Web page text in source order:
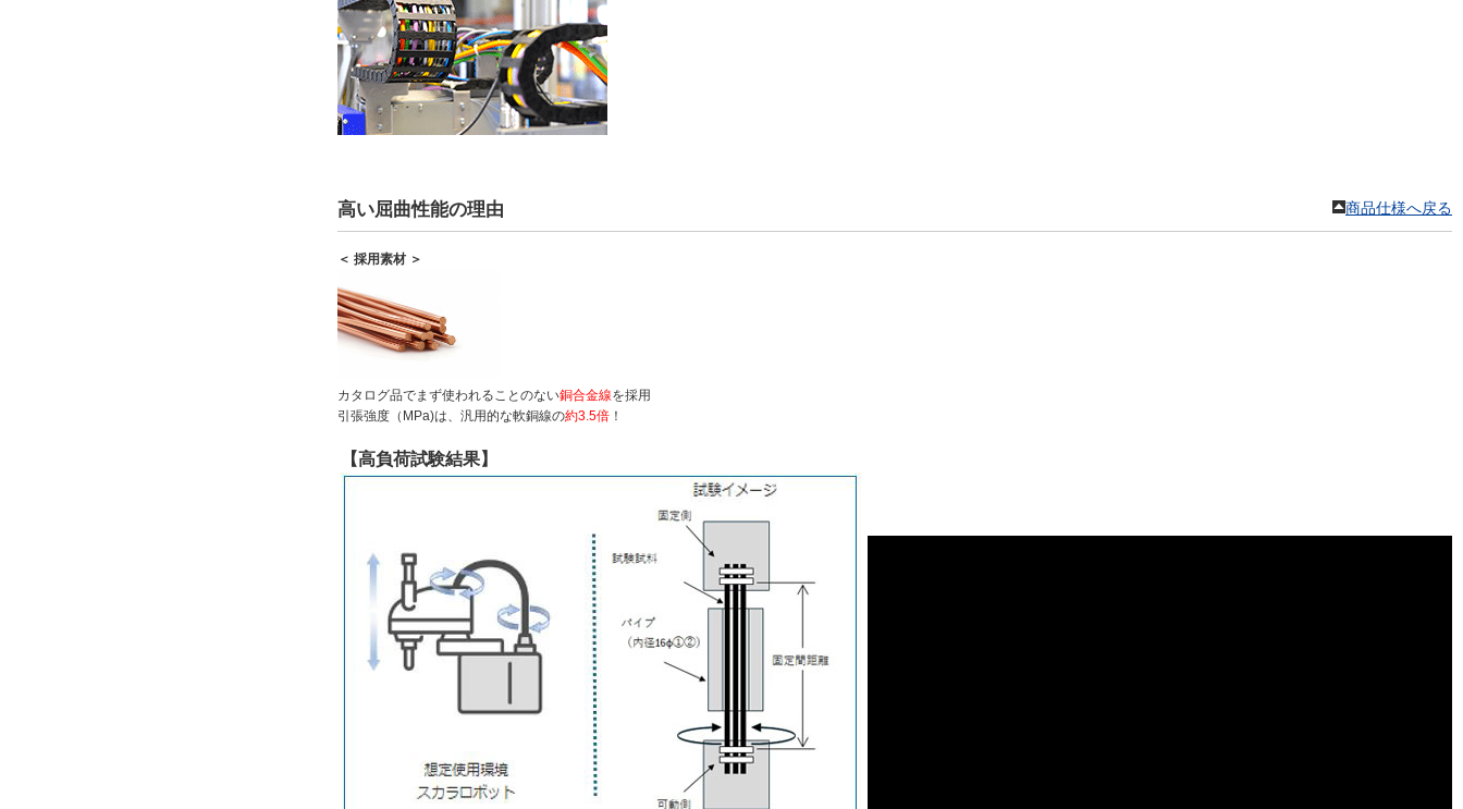
商品仕様へ戻る
高い屈曲性能の理由
＜ 採用素材 ＞
カタログ品でまず使われることのない銅合金線を採用
引張強度（MPa)は、汎用的な軟銅線の約3.5倍 ！
【高負荷試験結果】